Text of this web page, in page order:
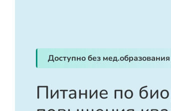
Доступно без мед.образования
Питание по